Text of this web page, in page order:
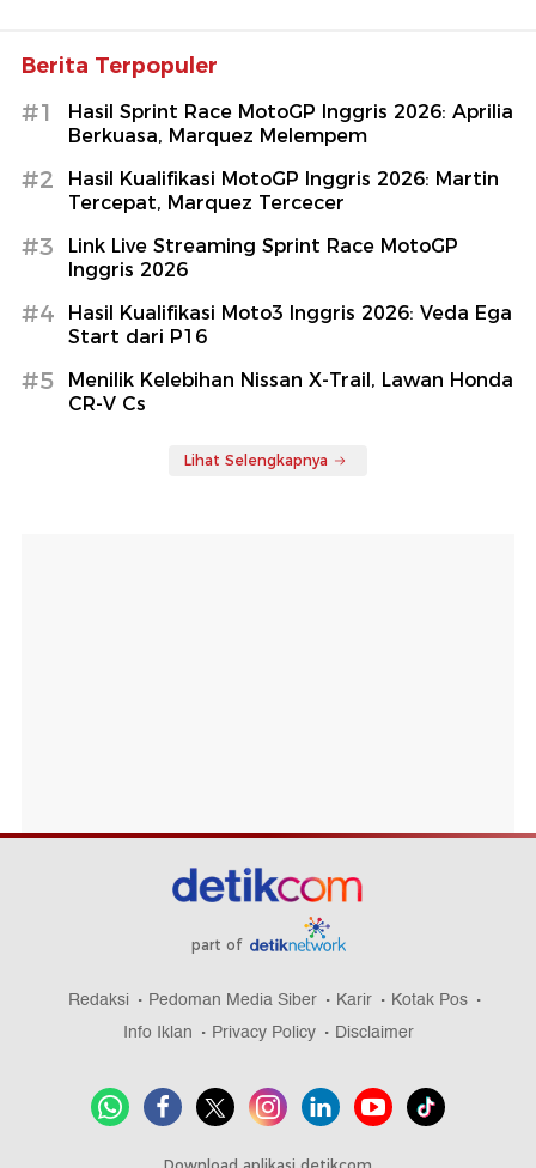
Berita Terpopuler
#1
Hasil Sprint Race MotoGP Inggris 2026: Aprilia
Berkuasa, Marquez Melempem
#2
Hasil Kualifikasi MotoGP Inggris 2026: Martin
Tercepat, Marquez Tercecer
#3
Link Live Streaming Sprint Race MotoGP
Inggris 2026
#4
Hasil Kualifikasi Moto3 Inggris 2026: Veda Ega
Start dari P16
#5
Menilik Kelebihan Nissan X-Trail, Lawan Honda
CR-V Cs
Lihat Selengkapnya
part of
Redaksi Pedoman Media Siber Karir
Kotak Pos
Info Iklan
Privacy Policy Disclaimer